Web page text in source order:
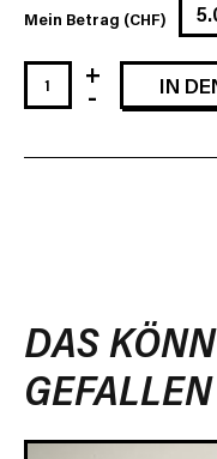
Mein Betrag (CHF)
10
Sticker
IN
DAS